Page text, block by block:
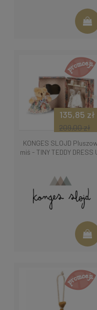
KONGES SLOJD
miś - TINY TEDDY DRESS
135,85 zł
209,00 zł